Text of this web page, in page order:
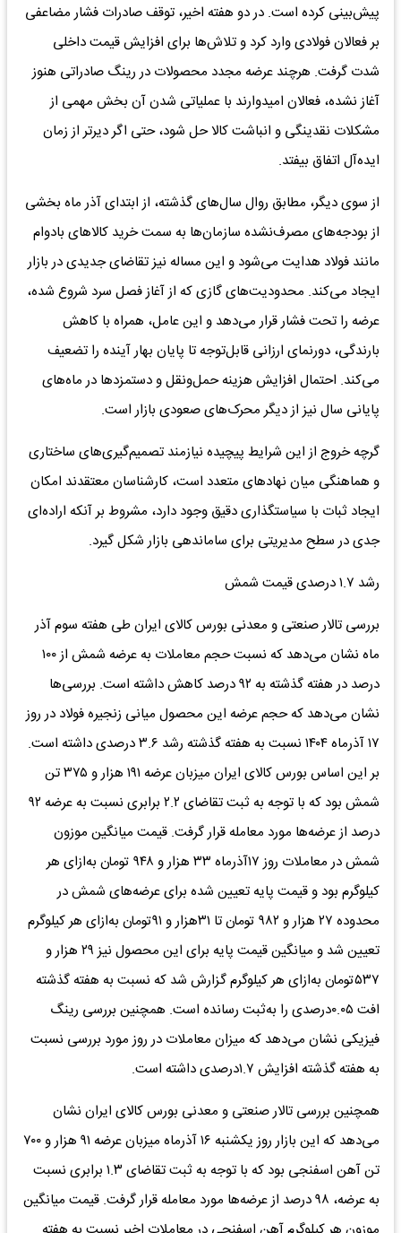
پیش‌بینی کرده است. در دو هفته اخیر، توقف صادرات فشار مضاعفی
بر فعالان فولادی وارد کرد و تلاش‌ها برای افزایش قیمت داخلی
شدت گرفت. هرچند عرضه مجدد محصولات در رینگ صادراتی هنوز
آغاز نشده، فعالان امیدوارند با عملیاتی شدن آن بخش مهمی از
مشکلات نقدینگی و انباشت کالا حل شود، حتی اگر دیرتر از زمان
ایده‌آل اتفاق بیفتد.
از سوی دیگر، مطابق روال سال‌های گذشته، از ابتدای آذر ماه بخشی
از بودجه‌های مصرف‌نشده سازمان‌ها به سمت خرید کالاهای بادوام
مانند فولاد هدایت می‌شود و این مساله نیز تقاضای جدیدی در بازار
ایجاد می‌کند. محدودیت‌های گازی که از آغاز فصل سرد شروع شده،
عرضه را تحت فشار قرار می‌دهد و این عامل، همراه با کاهش
بارندگی، دورنمای ارزانی قابل‌توجه تا پایان بهار آینده را تضعیف
می‌کند. احتمال افزایش هزینه حمل‌ونقل و دستمزدها در ماه‌های
پایانی سال نیز از دیگر محرک‌های صعودی بازار است.
گرچه خروج از این شرایط پیچیده نیازمند تصمیم‌گیری‌های ساختاری
و هماهنگی میان نهادهای متعدد است، کارشناسان معتقدند امکان
ایجاد ثبات با سیاستگذاری دقیق وجود دارد، مشروط بر آنکه اراده‌ای
جدی در سطح مدیریتی برای ساماندهی بازار شکل گیرد.
رشد ۱.۷ درصدی قیمت شمش
بررسی تالار صنعتی و معدنی بورس کالای ایران طی هفته سوم آذر
ماه نشان می‌دهد که نسبت حجم معاملات به عرضه شمش از ۱۰۰
درصد در هفته گذشته به ۹۲ درصد کاهش داشته است. بررسی‌ها
نشان می‌دهد که حجم عرضه این محصول میانی زنجیره فولاد در روز
۱۷ آذر‌ماه ۱۴۰۴ نسبت به هفته گذشته رشد ۳.۶ درصدی داشته است.
بر این اساس بورس کالای ایران میزبان عرضه ۱۹۱ هزار و ۳۷۵ تن
شمش بود که با توجه به ثبت تقاضای ۲.۲ برابری نسبت به عرضه ۹۲
درصد از عرضه‌ها مورد معامله قرار گرفت. قیمت میانگین موزون
شمش در معاملات روز ۱۷آذر‌ماه ۳۳ هزار و ۹۴۸ تومان به‌ازای هر
کیلوگرم بود و قیمت پایه تعیین شده برای عرضه‌های شمش در
محدوده ۲۷ هزار و ۹۸۲ تومان تا ۳۱هزار و ۹۱تومان به‌ازای هر کیلوگرم
تعیین شد و میانگین قیمت پایه برای این محصول نیز ۲۹ هزار و
۵۳۷تومان به‌ازای هر کیلوگرم گزارش شد که نسبت به هفته گذشته
افت ۰.۰۵درصدی را به‌ثبت رسانده است. همچنین بررسی رینگ
فیزیکی نشان می‌دهد که میزان معاملات در روز مورد بررسی نسبت
به هفته گذشته افزایش ۱.۷درصدی داشته‌ است.
همچنین بررسی تالار صنعتی و معدنی بورس کالای ایران نشان
می‌دهد که این بازار روز یکشنبه ۱۶ آذر‌ماه میزبان عرضه ۹۱ هزار و ۷۰۰
تن آهن اسفنجی بود که با توجه به ثبت تقاضای ۱.۳ برابری نسبت
به عرضه، ۹۸ درصد از عرضه‌ها مورد معامله قرار گرفت. قیمت میانگین